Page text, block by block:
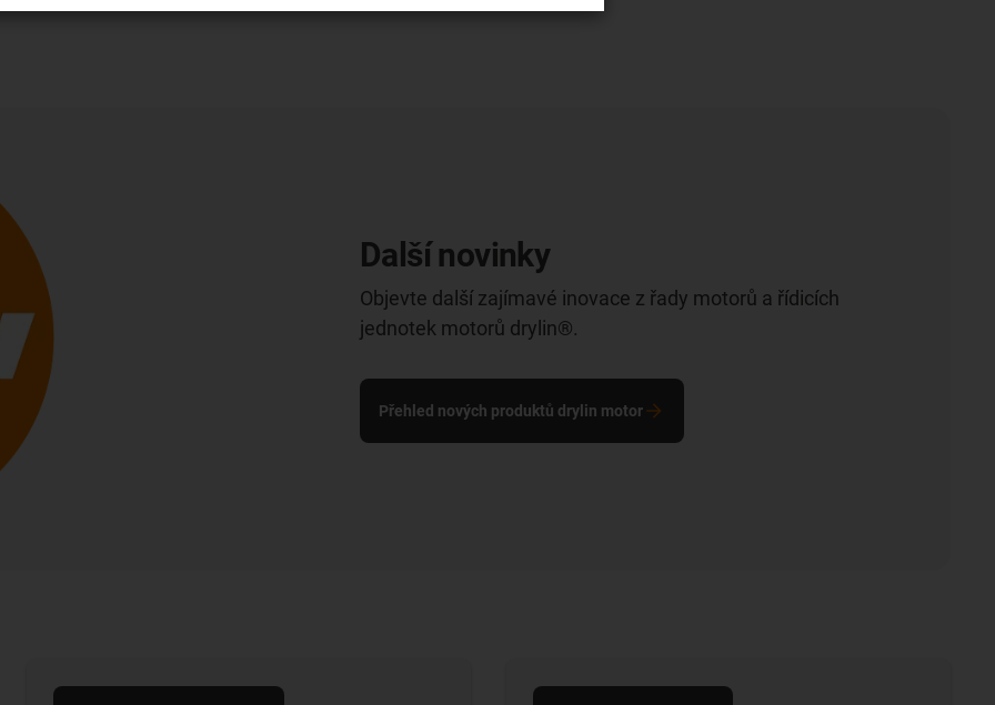
Další novinky
Objevte další zajímavé inovace z řady motorů a řídicích
jednotek motorů drylin®.
Přehled nových produktů drylin motor